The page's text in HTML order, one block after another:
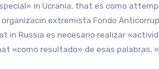
in Ucrania, that es como
extremista Fondo
in Russia es necesario realizar
«como resultado» de esas palabras,